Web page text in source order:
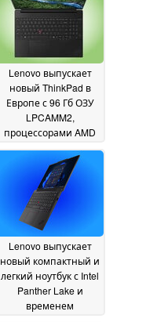
Lenovo выпускает
новый ThinkPad в
Европе с 96 Гб ОЗУ
LPCAMM2,
процессорами AMD
120 Гц 29 May 2026
Lenovo выпускает
новый компактный и
легкий ноутбук с Intel
Panther Lake и
временем